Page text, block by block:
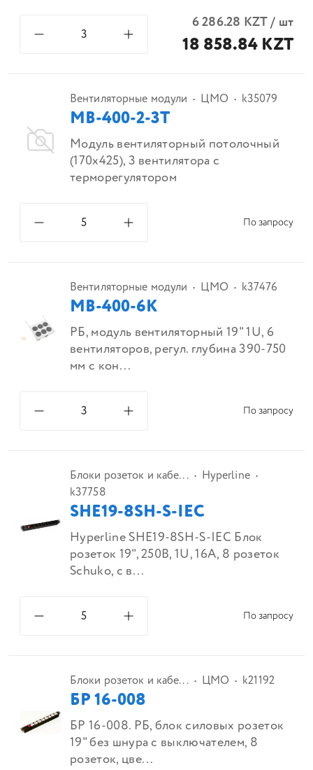
6 286.28 KZT/ шт
18 858.84 KZT
Вентиляторные модули ЦМО k35079
МВ-400-2-3Т
Модуль вентиляторный потолочный
(170x425), 3 вентилятора с
терморегулятором
По запросу
Вентиляторные модули ЦМО k37476
МВ-400-6К
РБ, модуль вентиляторный 19" 1U, 6
вентиляторов, регул. глубина 390-750
мм с кон...
По запросу
Блоки розеток и кабе...
Hyperline
k37758
SHE19-8SH-S-IEC
Hyperline SHE19-8SH-S-IEC Блок
розеток 19", 250В, 1U, 16А, 8 розеток
Schuko, с в...
По запросу
Блоки розеток и кабе... ЦМО k21192
БР 16-008
БР 16-008. РБ, блок силовых розеток
19" без шнура с выключателем, 8
розеток, цве...